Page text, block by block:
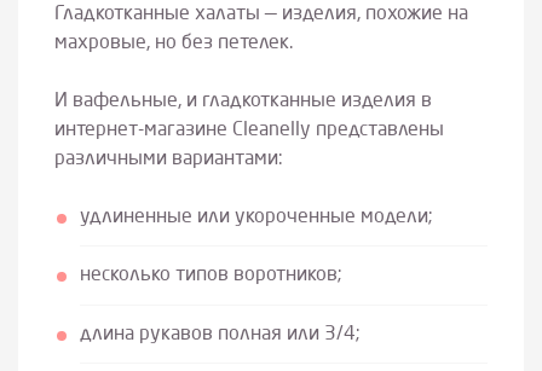
Гладкотканные халаты — изделия, похожие на
махровые, но без петелек.
И вафельные, и гладкотканные изделия в
интернет-магазине Cleanelly представлены
различными вариантами:
удлиненные или укороченные модели;
несколько типов воротников;
длина рукавов полная или 3/4;